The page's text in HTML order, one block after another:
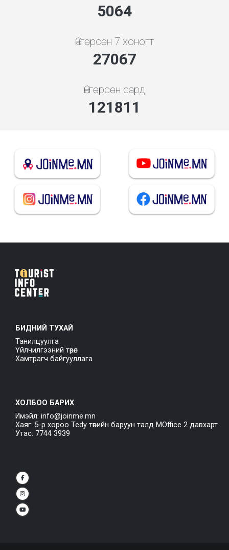
5843
Өнгөрсөн 7 хоногт
31231
Өнгөрсөн сард
140551
БИДНИЙ ТУХАЙ
Танилцуулга
Үйлчилгээний төрөл
Хамтрагч байгууллага
ХОЛБОО БАРИХ
Имэйл: info@joinme.mn
Хаяг: 5-р хороо Tedy төвийн баруун талд MOffice 2 давхарт
Утас: 7744 3939